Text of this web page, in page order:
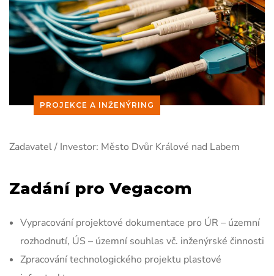
PROJEKCE A INŽENÝRING
Zadavatel / Investor: Město Dvůr Králové nad Labem
Zadání pro Vegacom
Vypracování projektové dokumentace pro ÚR – územní
rozhodnutí, ÚS – územní souhlas vč. inženýrské činnosti
Zpracování technologického projektu plastové